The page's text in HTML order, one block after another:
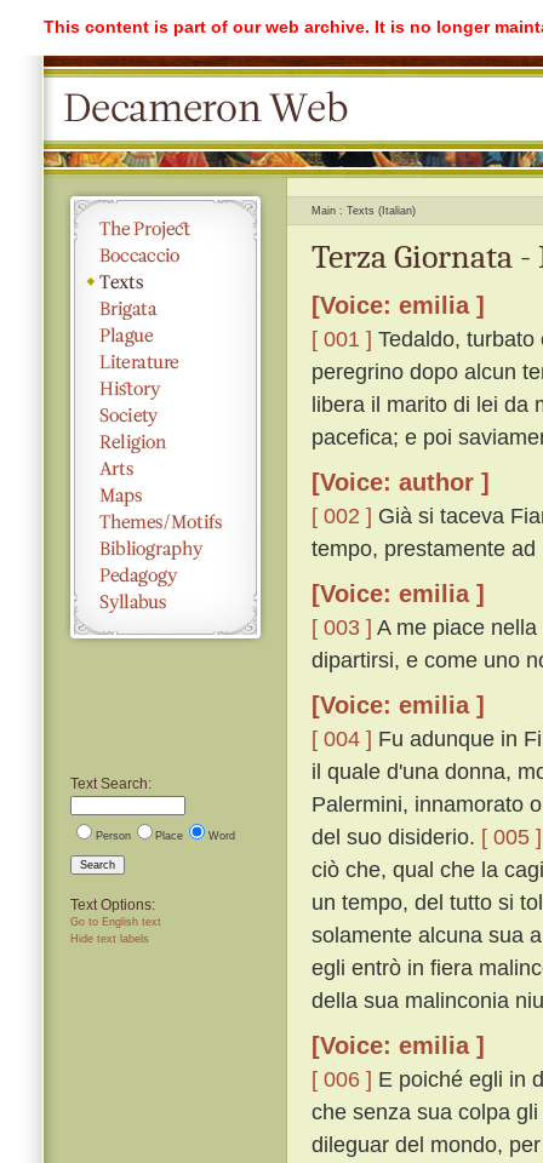
This content is part of our web archive. It is no longer
Text Search:
Person Place Word
Search
Text Options:
Go to English text
Hide text labels
Main Texts (Italian)
Terza Giornata
[Voice: emilia ]
[ 001 ] Tedaldo,
peregrino dopo alcun
libera il marito di lei da
pacefica; e poi
[Voice: author ]
[ 002 ] Già si taceva
tempo, prestamente
[Voice: emilia ]
[ 003 ] A me piace
dipartirsi, e come uno
[Voice: emilia ]
[ 004 ] Fu adunque in
il quale d'una donna,
Palermini, innamorato
del suo disiderio. [ 005 ]
ciò che, qual che la
un tempo, del tutto si
solamente alcuna sua
egli entrò in fiera
della sua malinconia
[Voice: emilia ]
[ 006 ] E poiché egli in
che senza sua colpa
dileguar del mondo,